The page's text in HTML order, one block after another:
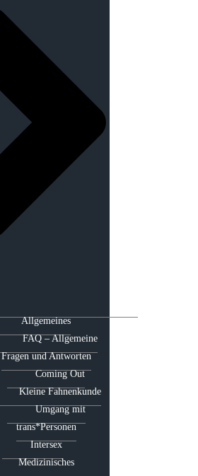
Allgemeines
FAQ – Allgemeine
Fragen und Antworten
Coming Out
Kleine Fahnenkunde
Umgang mit
trans*Personen
Intersex
Medizinisches